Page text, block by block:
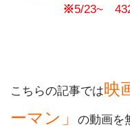
※5/23~
こちらの記事では映
ーマン」
の動画を